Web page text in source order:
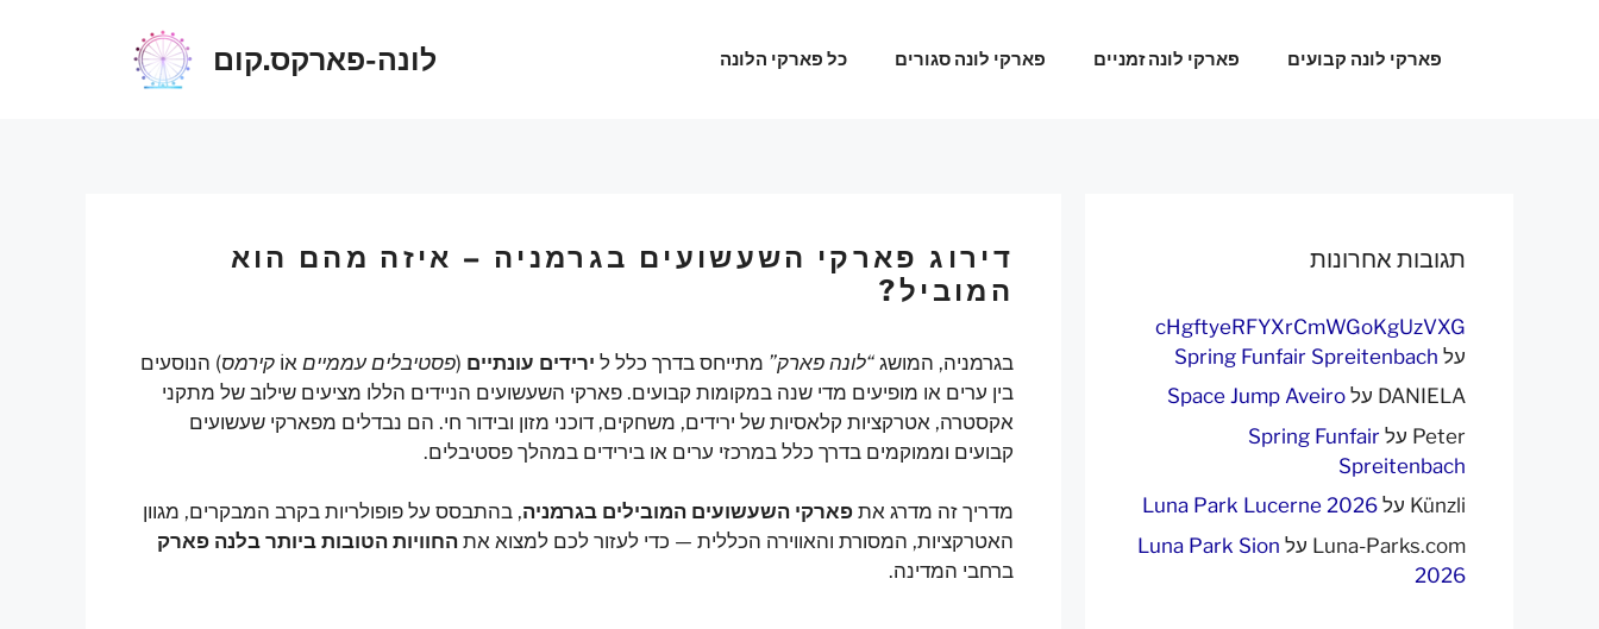
לונה-פארקס.קום פארקי לונה קבועים פארקי לונה זמניים פארקי לונה סגורים כל פארקי הלונה
דירוג פארקי השעשועים בגרמניה – איזה מהם הוא
המוביל?
בגרמניה, המושג “לונה פארק” מתייחס בדרך כלל ל ירידים עונתיים (פסטיבלים עממיים אוֹ קירמס) הנוסעים
בין ערים או מופיעים מדי שנה במקומות קבועים. פארקי השעשועים הניידים הללו מציעים שילוב של מתקני
אקסטרה, אטרקציות קלאסיות של ירידים, משחקים, דוכני מזון ובידור חי. הם נבדלים מפארקי שעשועים
קבועים וממוקמים בדרך כלל במרכזי ערים או בירידים במהלך פסטיבלים.
מדריך זה מדרג את פארקי השעשועים המובילים בגרמניה, בהתבסס על פופולריות בקרב המבקרים, מגוון
האטרקציות, המסורת והאווירה הכללית — כדי לעזור לכם למצוא את החוויות הטובות ביותר בלנה פארק
ברחבי המדינה.
תגובות אחרונות
cHgftyeRFYXrCmWGoKgUzVXG
על Spring Funfair Spreitenbach
DANIELA על Space Jump Aveiro
Peter על Spring Funfair
Spreitenbach
Künzli על Luna Park Lucerne 2026
Luna-Parks.com על Luna Park Sion
2026